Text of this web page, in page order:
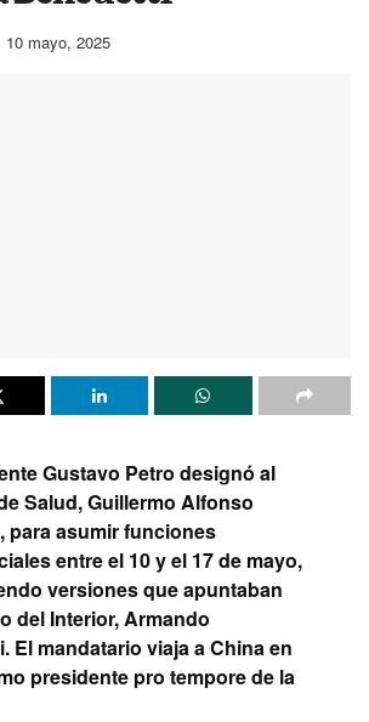
10 mayo, 2025
Gustavo Petro designó al
Salud, Guillermo Alfonso
para asumir funciones
entre el 10 y el 17 de mayo,
versiones que apuntaban
del Interior, Armando
El mandatario viaja a China en
presidente pro tempore de la